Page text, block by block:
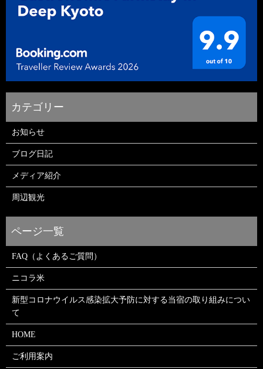
お知らせ
ブログ日記
メディア紹介
周辺観光
FAQ（よくあるご質問）
ニコラ米
新型コロナウイルス感染拡大予防に対する当宿の取り組みについ
て
HOME
ご利用案内